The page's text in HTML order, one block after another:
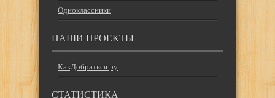
Одноклассники
НАШИ ПРОЕКТЫ
КакДобраться.ру
СТАТИСТИКА